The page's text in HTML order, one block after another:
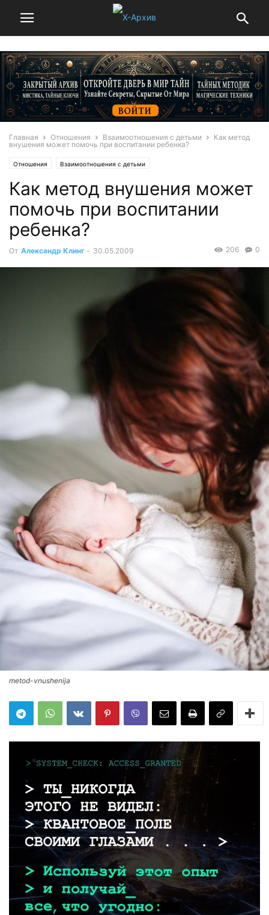
Главная Отношения Взаимоотношения с детьми
Как метод
внушения может помочь при воспитании ребенка?
Отношения Взаимоотношения с детьми
Как метод внушения может
помочь при воспитании
ребенка?
От Александр Клинг - 30.05.2009 0
206
metod-vnushenija